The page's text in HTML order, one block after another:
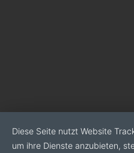
Diese Seite nutzt Website
um ihre Dienste anzubieten,